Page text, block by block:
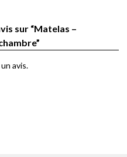
sur “Matelas –
avis.